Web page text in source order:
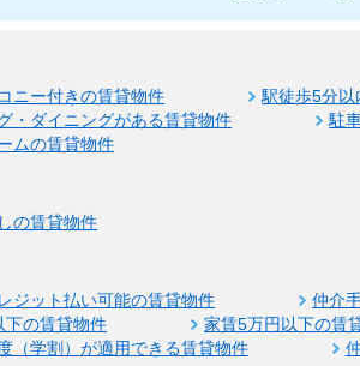
ニー付きの賃貸物件 駅徒歩5分
・ダイニングがある賃貸物件
駐
ムの賃貸物件
の賃貸物件
ジット払い可能の賃貸物件 仲介
下の賃貸物件
家賃5万円以下の賃
（学割）が適用できる賃貸物件